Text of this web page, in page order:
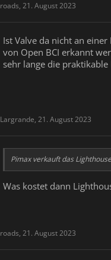
roads, 21. August 2023
Ist Valve da nicht an
von Open BCI erkannt
sehr lange die
Largrande, 21. August 2023
Pimax verkauft das
Was kostet dann
roads, 21. August 2023